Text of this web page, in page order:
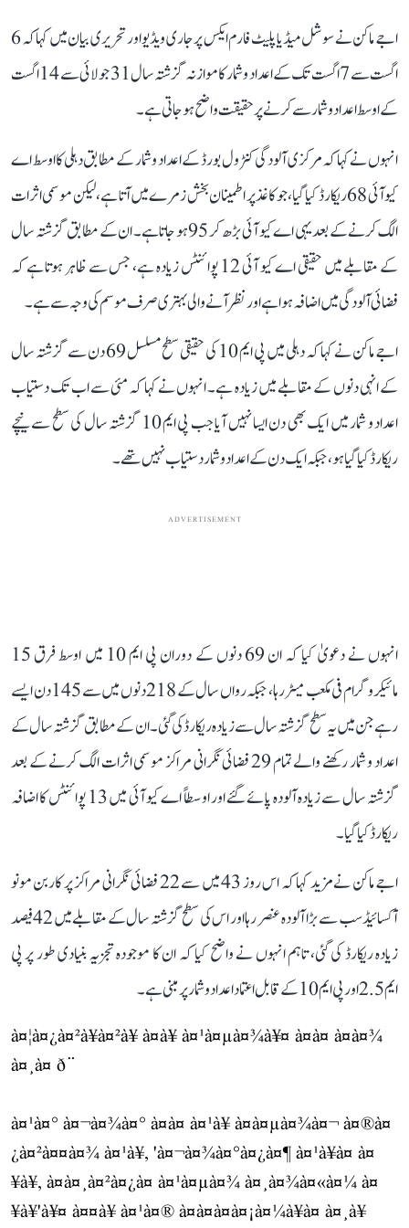
اجے ماکن نے سوشل میڈیا پلیٹ فارم ایکس پر جاری ویڈیو اور تحریری بیان میں کہا کہ 6
اگست سے 7 اگست تک کے اعداد و شمار کا موازنہ گزشتہ سال 31 جولائی سے 14 اگست
کے اوسط اعداد و شمار سے کرنے پر حقیقت واضح ہو جاتی ہے۔
انہوں نے کہا کہ مرکزی آلودگی کنٹرول بورڈ کے اعداد و شمار کے مطابق دہلی کا اوسط اے
کیو آئی 68 ریکارڈ کیا گیا، جو کاغذ پر اطمینان بخش زمرے میں آتا ہے، لیکن موسمی اثرات
الگ کرنے کے بعد یہی اے کیو آئی بڑھ کر 95 ہو جاتا ہے۔ ان کے مطابق گزشتہ سال
کے مقابلے میں حقیقی اے کیو آئی 12 پوائنٹس زیادہ ہے، جس سے ظاہر ہوتا ہے کہ
فضائی آلودگی میں اضافہ ہوا ہے اور نظر آنے والی بہتری صرف موسم کی وجہ سے ہے۔
اجے ماکن نے کہا کہ دہلی میں پی ایم 10 کی حقیقی سطح مسلسل 69 دن سے گزشتہ سال
کے انہی دنوں کے مقابلے میں زیادہ ہے۔ انہوں نے کہا کہ مئی سے اب تک دستیاب
اعداد و شمار میں ایک بھی دن ایسا نہیں آیا جب پی ایم 10 گزشتہ سال کی سطح سے نیچے
ریکارڈ کیا گیا ہو، جبکہ ایک دن کے اعداد و شمار دستیاب نہیں تھے۔
ADVERTISEMENT
انہوں نے دعویٰ کیا کہ ان 69 دنوں کے دوران پی ایم 10 میں اوسط فرق 15
مائیکروگرام فی مکعب میٹر رہا، جبکہ رواں سال کے 218 دنوں میں سے 145 دن ایسے
رہے جن میں یہ سطح گزشتہ سال سے زیادہ ریکارڈ کی گئی۔ ان کے مطابق گزشتہ سال کے
اعداد و شمار رکھنے والے تمام 29 فضائی نگرانی مراکز موسمی اثرات الگ کرنے کے بعد
گزشتہ سال سے زیادہ آلودہ پائے گئے اور اوسطاً اے کیو آئی میں 13 پوائنٹس کا اضافہ
ریکارڈ کیا گیا۔
اجے ماکن نے مزید کہا کہ اس روز 43 میں سے 22 فضائی نگرانی مراکز پر کاربن مونو
آکسائیڈ سب سے بڑا آلودہ عنصر رہا اور اس کی سطح گزشتہ سال کے مقابلے میں 42 فیصد
زیادہ ریکارڈ کی گئی، تاہم انہوں نے واضح کیا کہ ان کا موجودہ تجزیہ بنیادی طور پر پی
ایم 2.5 اور پی ایم 10 کے قابل اعتماد اعداد و شمار پر مبنی ہے۔
à¤¦à¤¿à¤²à¥à¤²à¥ à¤à¥ à¤¹à¤µà¤¾à¥¤ à¤à¤ à¤à¤¾
à¤¸à¤ ð¨
à¤¹à¤° à¤¬à¤¾à¤° à¤à¤ à¤¹à¥ à¤à¤µà¤¾à¤¬ à¤®à¤
¿à¤²à¤¤à¤¾ à¤¹à¥, 'à¤¬à¤¾à¤°à¤¿à¤¶ à¤¹à¥à¤ à¤
¥à¥, à¤à¤¸à¤²à¤¿à¤ à¤¹à¤µà¤¾ à¤¸à¤¾à¤«à¤¼ à¤
¥à¥'à¥¤ à¤¤à¥ à¤¹à¤® à¤à¤à¤à¤¡à¤¼à¥à¤ à¤¸à¥